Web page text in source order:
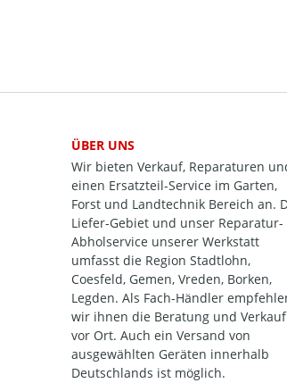
ÜBER UNS
Wir bieten Verkauf, Reparaturen
einen Ersatzteil-Service im Garten,
Forst und Landtechnik Bereich an.
Liefer-Gebiet und unser Reparatur-
Abholservice unserer Werkstatt
umfasst die Region Stadtlohn,
Coesfeld, Gemen, Vreden, Borken,
Legden. Als Fach-Händler
wir ihnen die Beratung und Verkauf
vor Ort. Auch ein Versand von
ausgewählten Geräten innerhalb
Deutschlands ist möglich.